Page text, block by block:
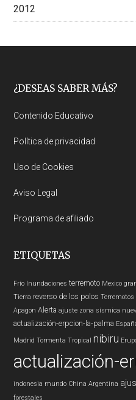
2012
Footer
¿DESEAS SABER MÁS?
Contenido Educativo
Política de privacidad
Uso de Cookies
Aviso Legal
Programa de afiliado
ETIQUETAS
Frío Inundaciones terremoto Mexico
Tierra reverso de los polos
Apagon Alerta ajuste zona sísmica
actualización-erpcion-la-palma
Madrid Tormenta Tropical nibiru
actualización-
indonesia mundo China Argentina
forestales